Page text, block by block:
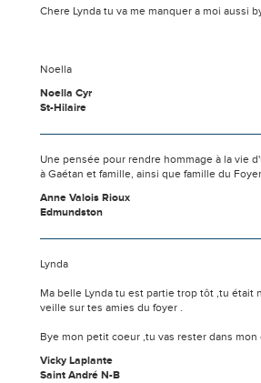
Chere Lynda tu va me manquer a moi aussi
Noella
Noella Cyr
St-Hilaire
Une pensée pour rendre hommage à la vie
à Gaétan et famille, ainsi que famille du
Anne Valois Rioux
Edmundston
Lynda
Ma belle Lynda tu est partie trop tôt ,tu était
veille sur tes amies du foyer .
Bye mon petit coeur ,tu vas rester dans mon
Vicky Laplante
Saint André N-B